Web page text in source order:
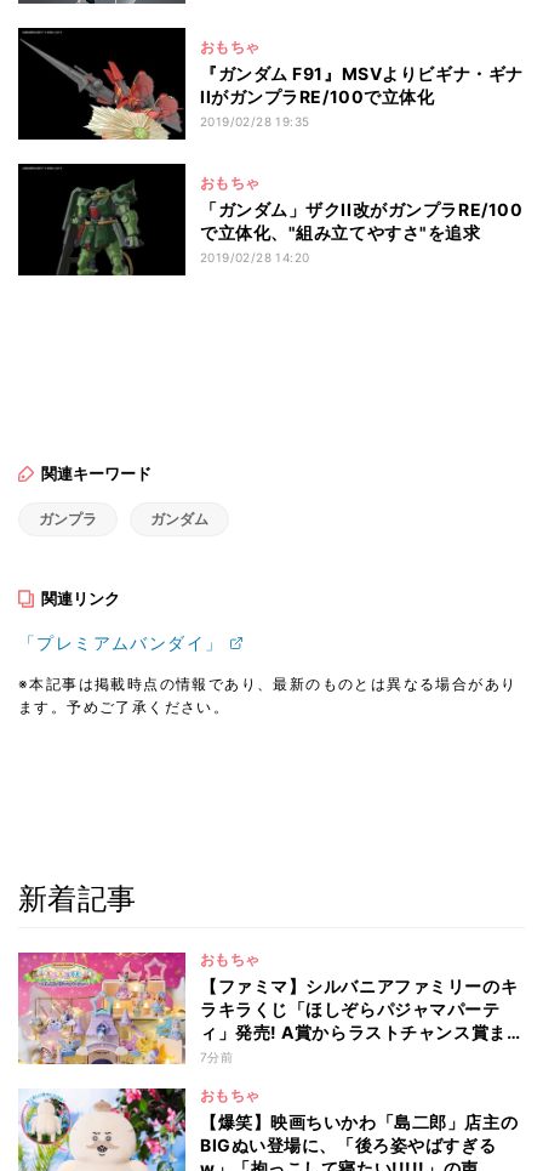
おもちゃ
『ガンダム F91』MSVよりビギナ・ギナ
IIがガンプラRE/100で立体化
2019/02/28 19:35
おもちゃ
「ガンダム」ザクII改がガンプラRE/100
で立体化、"組み立てやすさ"を追求
2019/02/28 14:20
関連キーワード
ガンプラ ガンダム
関連リンク
「プレミアムバンダイ」
※本記事は掲載時点の情報であり、最新のものとは異なる場合があり
ます。予めご了承ください。
新着記事
おもちゃ
【ファミマ】シルバニアファミリーのキ
ラキラくじ「ほしぞらパジャマパーテ
ィ」発売! A賞からラストチャンス賞まで
を一覧で紹介
7分前
おもちゃ
【爆笑】映画ちいかわ「島二郎」店主の
BIGぬい登場に、「後ろ姿やばすぎる